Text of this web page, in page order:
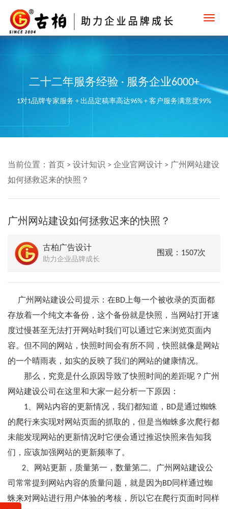
二十二年服务经验 · 服务企业6000+
1对1品牌专家服务 + 出品定稿率高达96% + 客户服务满意度99%
当前位置： 首页 > 设计知识 > 企业官网设计 > 广州网站建设
如何拯救迟来的快照？
广州网站建设如何拯救迟来的快照？
古柏广告设计
助力企业品牌成长
围观：1507次
广州网站建设公司提示：在BD上每一个被收录的页面都
存放着一个纯文本备份，这个备份就是快照，当网站打开速
度过慢甚至无法打开网站时我们可以通过它来浏览页面内
容。但不同的网站，快照时间会有所不同，快照就像是网站
的一个晴雨表，如实的反映了我们的网站的健康情况。
那么，究竟是什么原因导致了快照时间的差距呢？广州
网站建设公司在这里和大家一起分析一下原因：
1、网站内容的更新情况，我们都知道，BD是通过蜘蛛
的爬行来实现对网站页面的抓取的，但是当蜘蛛多次爬行都
未能发现网站的更新情况时它便会通过推迟快照来告知我
们，应该加强网站的更新频率了。
2、网站更新，质量第一，数量第二。广州网站建设公
司常常提到网站内容的质量问题，就是因为BD同样通过蜘
蛛来对网站进行用户体验的考核，所以它在爬行页面时同样